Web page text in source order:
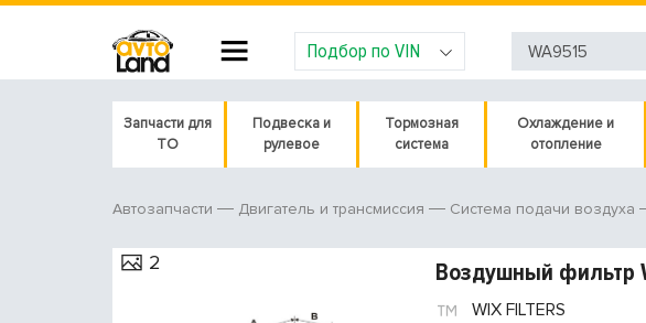
Подбор по VIN
Запчасти для
ТО
Подвеска и
рулевое
Тормозная
система
Охлаждение и
отопление
Автозапчасти Двигатель и трансмиссия Система подачи воздуха
2 Воздушный фильтр
WIX FILTERS